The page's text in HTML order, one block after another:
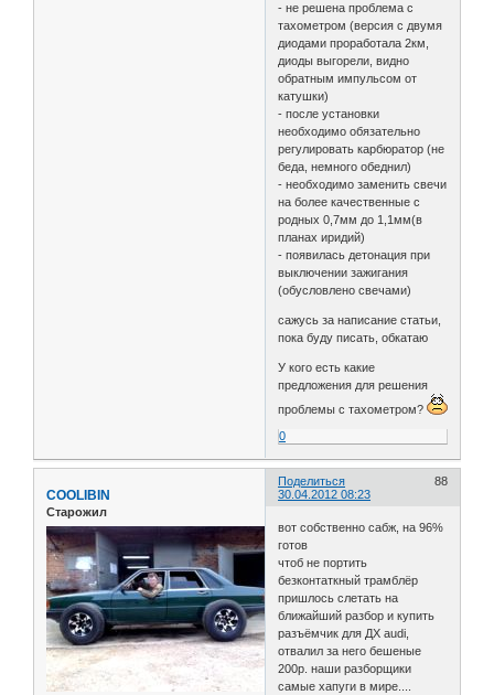
- не решена проблема с
тахометром (версия с двумя
диодами проработала 2км,
диоды выгорели, видно
обратным импульсом от
катушки)
- после установки
необходимо обязательно
регулировать карбюратор (не
беда, немного обеднил)
- необходимо заменить свечи
на более качественные с
родных 0,7мм до 1,1мм(в
планах иридий)
- появилась детонация при
выключении зажигания
(обусловлено свечами)
сажусь за написание статьи,
пока буду писать, обкатаю
У кого есть какие
предложения для решения
проблемы с тахометром?
0
Поделиться
88
30.04.2012 08:23
COOLIBIN
Старожил
вот собственно сабж, на 96%
готов
чтоб не портить
безконтаткный трамблёр
пришлось слетать на
ближайший разбор и купить
разъёмчик для ДХ audi,
отвалил за него бешеные
200р. наши разборщики
самые хапуги в мире....